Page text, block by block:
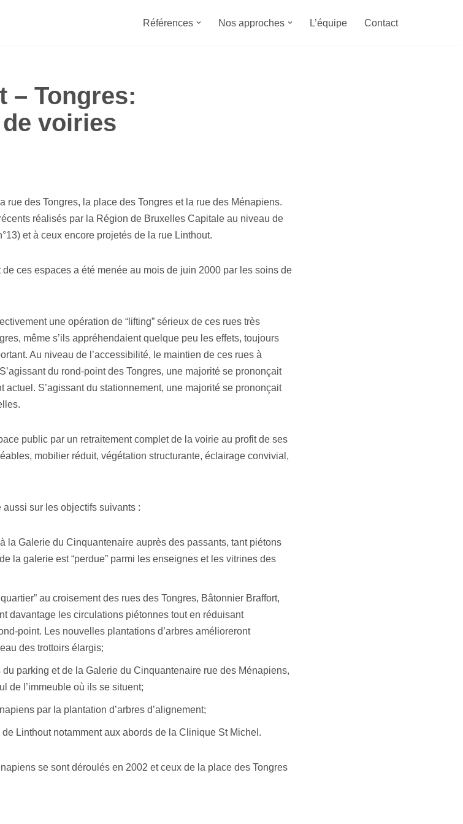
Références Nos approches L’équipe Contact
– Tongres:
voiries
rue des Tongres, la place des Tongres et la rue des Ménapiens.
réalisés par la Région de Bruxelles Capitale au niveau de
et à ceux encore projetés de la rue Linthout.
ces espaces a été menée au mois de juin 2000 par les soins de
une opération de “lifting” sérieux de ces rues très
même s’ils appréhendaient quelque peu les effets, toujours
Au niveau de l’accessibilité, le maintien de ces rues à
du rond-point des Tongres, une majorité se prononçait
S’agissant du stationnement, une majorité se prononçait
public par un retraitement complet de la voirie au profit de ses
mobilier réduit, végétation structurante, éclairage convivial,
sur les objectifs suivants :
la Galerie du Cinquantenaire auprès des passants, tant piétons
la galerie est “perdue” parmi les enseignes et les vitrines des
au croisement des rues des Tongres, Bâtonnier Braffort,
davantage les circulations piétonnes tout en réduisant
point. Les nouvelles plantations d’arbres amélioreront
des trottoirs élargis;
parking et de la Galerie du Cinquantenaire rue des Ménapiens,
de l’immeuble où ils se situent;
par la plantation d’arbres d’alignement;
Linthout notamment aux abords de la Clinique St Michel.
se sont déroulés en 2002 et ceux de la place des Tongres